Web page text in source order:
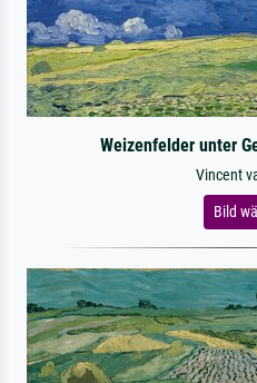
Weizenfelder unter
Vincent
Bild